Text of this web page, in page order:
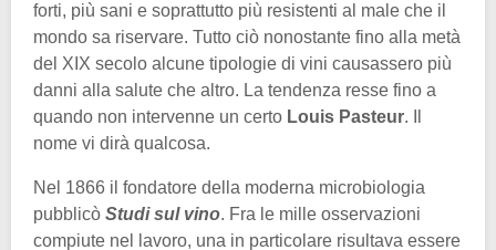
forti, più sani e soprattutto più resistenti al male che il
mondo sa riservare. Tutto ciò nonostante fino alla metà
del XIX secolo alcune tipologie di vini causassero più
danni alla salute che altro. La tendenza resse fino a
quando non intervenne un certo Louis Pasteur. Il
nome vi dirà qualcosa.
Nel 1866 il fondatore della moderna microbiologia
pubblicò Studi sul vino. Fra le mille osservazioni
compiute nel lavoro, una in particolare risultava essere